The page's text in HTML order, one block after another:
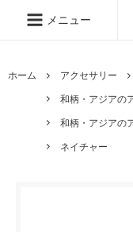
メニュー
ホーム アクセサリー
和柄・アジアの
和柄・アジアの
ネイチャー